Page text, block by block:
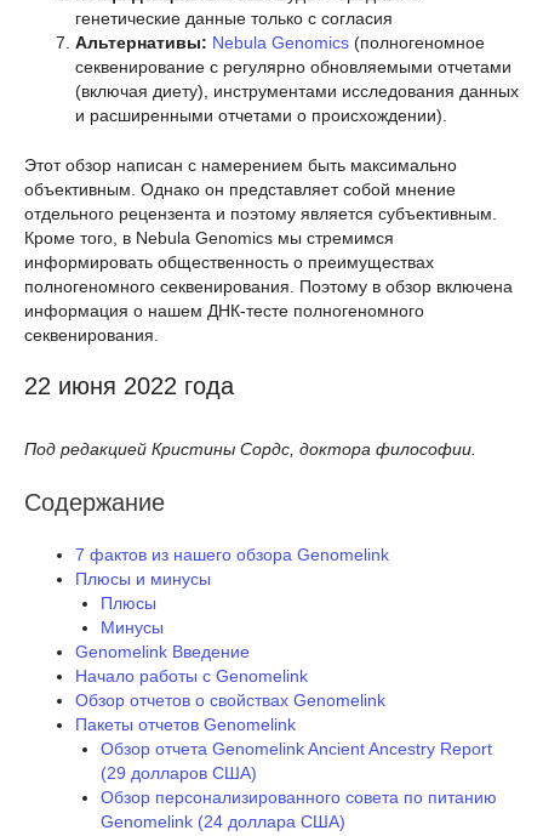
генетические данные только с согласия
Альтернативы: Nebula Genomics (полногеномное
секвенирование с регулярно обновляемыми отчетами
(включая диету), инструментами исследования данных
и расширенными отчетами о происхождении).
Этот обзор написан с намерением быть максимально
объективным. Однако он представляет собой мнение
отдельного рецензента и поэтому является субъективным.
Кроме того, в Nebula Genomics мы стремимся
информировать общественность о преимуществах
полногеномного секвенирования. Поэтому в обзор включена
информация о нашем ДНК-тесте полногеномного
секвенирования.
22 июня 2022 года
Под редакцией Кристины Сордс, доктора философии.
Содержание
7 фактов из нашего обзора Genomelink
Плюсы и минусы
Плюсы
Минусы
Genomelink Введение
Начало работы с Genomelink
Обзор отчетов о свойствах Genomelink
Пакеты отчетов Genomelink
Обзор отчета Genomelink Ancient Ancestry Report
(29 долларов США)
Обзор персонализированного совета по питанию
Genomelink (24 доллара США)